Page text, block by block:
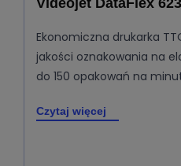
Ekonomiczna drukarka
jakości oznakowania na
do 150 opakowań na
Czytaj więcej